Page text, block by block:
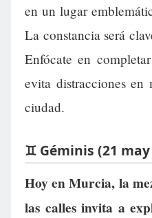
en un lugar
La constancia será
Enfócate en
evita distracciones
ciudad.
♊ Géminis (21
Hoy en Murcia, la
las calles invita a